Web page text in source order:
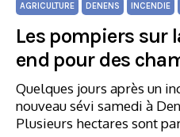
AGRICULTURE DENENS INCENDIE
Les pompiers sur
end pour des
Quelques jours après un
nouveau sévi samedi à
Plusieurs hectares sont